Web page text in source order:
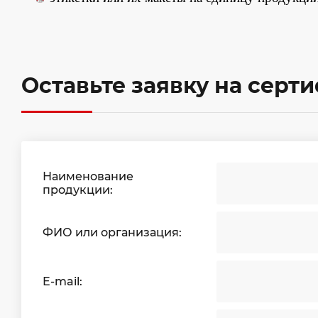
Оставьте заявку на
Наименование
продукции:
ФИО или организация:
E-mail: